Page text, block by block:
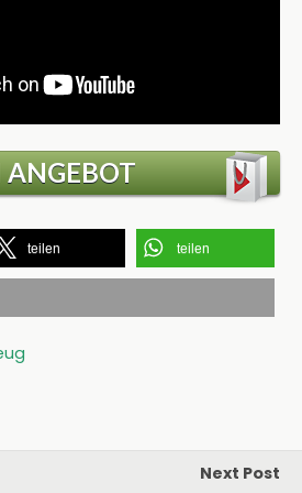
ANGEBOT
teilen teilen
Next Post